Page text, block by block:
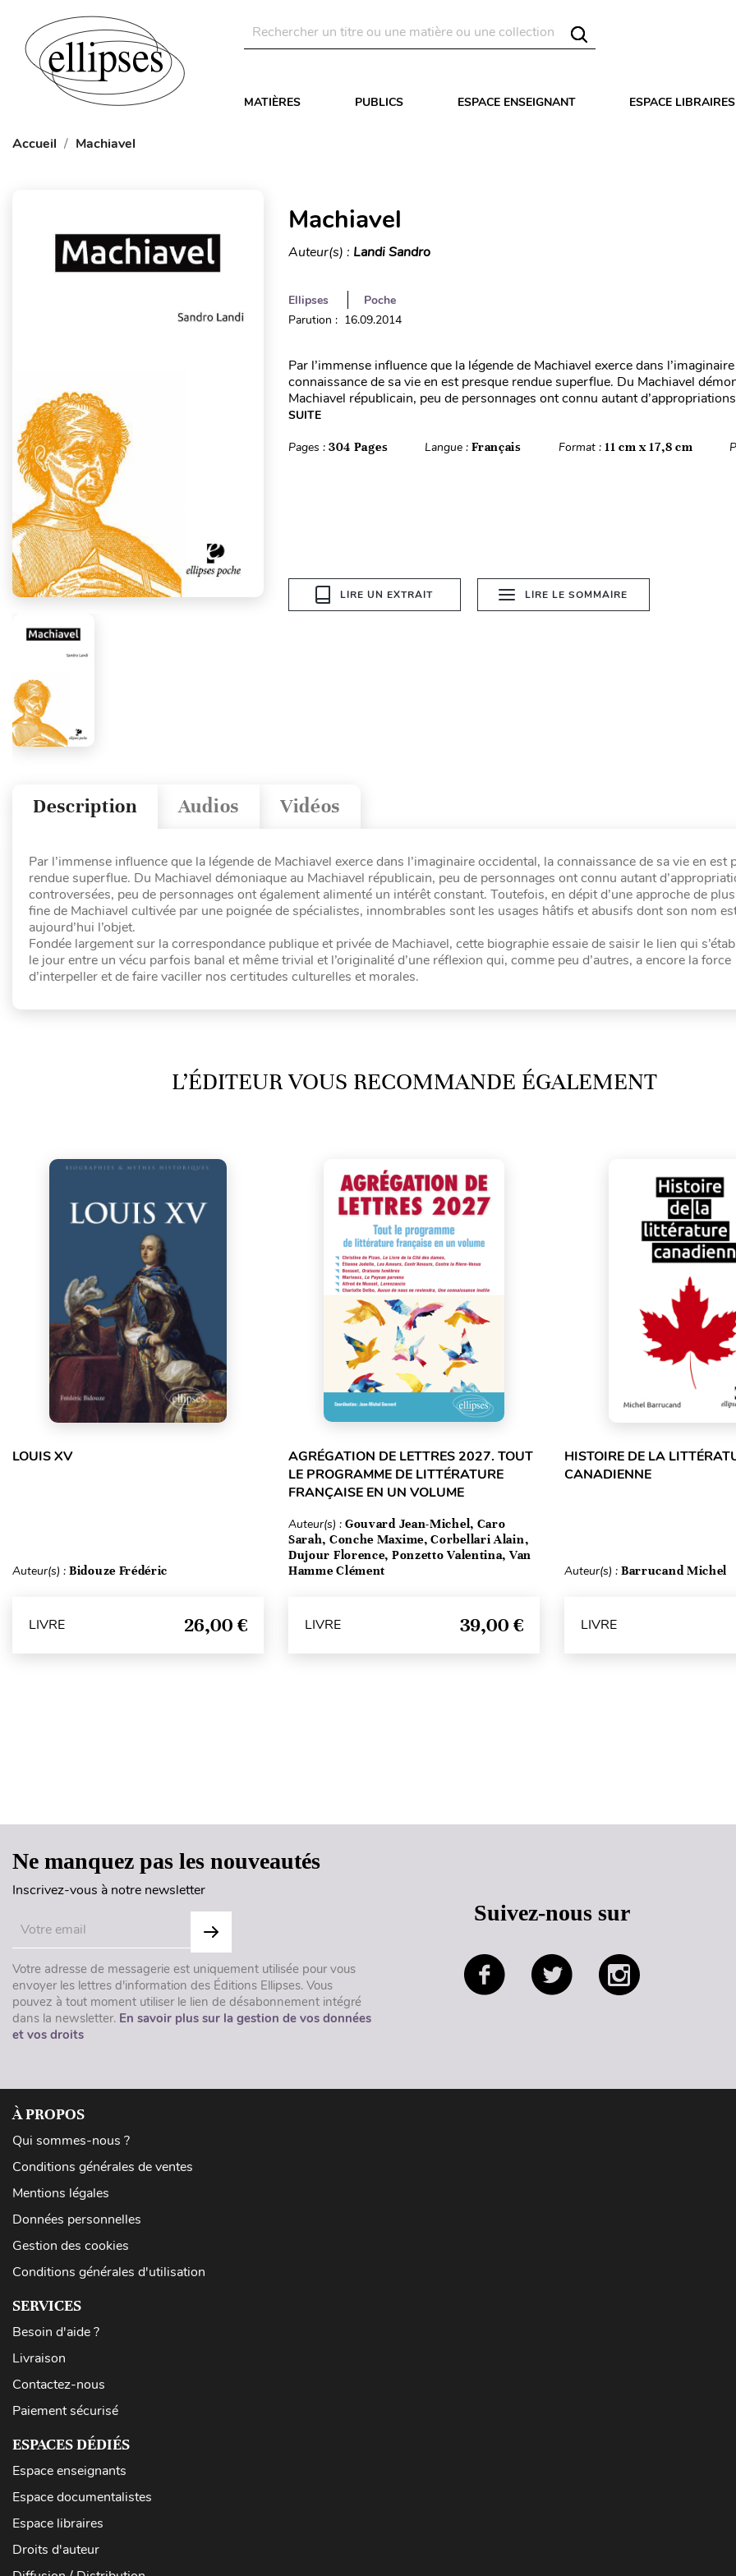
MATIÈRES PUBLICS ESPACE ENSEIGNANT ESPACE LIBRAIRES
Accueil Machiavel
Machiavel
Auteur(s) : Landi Sandro
Ellipses
Poche
Parution : 16.09.2014
Par l’immense influence que la légende de Machiavel exerce dans
connaissance de sa vie en est presque rendue superflue. Du Machiavel
Machiavel républicain, peu de personnages ont connu autant
SUITE
Pages : 304 Pages Langue :Français Format : 11 cm x 17,8 cm
LIRE UN EXTRAIT LIRE LE SOMMAIRE
Vidéos
Audios
Description
Par l’immense influence que la légende de Machiavel exerce dans l’imaginaire occidental, la connaissance de sa vie en est
rendue superflue. Du Machiavel démoniaque au Machiavel républicain, peu de personnages ont connu autant
controversées, peu de personnages ont également alimenté un intérêt constant. Toutefois, en dépit d’une approche de
fine de Machiavel cultivée par une poignée de spécialistes, innombrables sont les usages hâtifs et abusifs dont son nom
aujourd’hui l’objet.
Fondée largement sur la correspondance publique et privée de Machiavel, cette biographie essaie de saisir le lien qui
le jour entre un vécu parfois banal et même trivial et l’originalité d’une réflexion qui, comme peu d’autres, a encore la force
d’interpeller et de faire vaciller nos certitudes culturelles et morales.
L’ÉDITEUR VOUS RECOMMANDE ÉGALEMENT
LOUIS XV
Auteur(s) : Bidouze Frédéric
LIVRE 26,00 €
AGRÉGATION DE LETTRES 2027. TOUT
LE PROGRAMME DE LITTÉRATURE
FRANÇAISE EN UN VOLUME
Auteur(s) : Gouvard Jean-Michel, Caro
Sarah, Conche Maxime, Corbellari Alain,
Dujour Florence, Ponzetto Valentina, Van
Hamme Clément
LIVRE 39,00 €
HISTOIRE DE LA
CANADIENNE
Auteur(s) : Barrucand Michel
LIVRE
Ne manquez pas les nouveautés
Inscrivez-vous à notre newsletter
Votre adresse de messagerie est uniquement utilisée pour vous
envoyer les lettres d'information des Éditions Ellipses. Vous
pouvez à tout moment utiliser le lien de désabonnement intégré
dans la newsletter. En savoir plus sur la gestion de vos données
et vos droits
Suivez-nous sur
À PROPOS
Qui sommes-nous ?
Conditions générales de ventes
Mentions légales
Données personnelles
Gestion des cookies
Conditions générales d'utilisation
SERVICES
Besoin d'aide ?
Livraison
Contactez-nous
Paiement sécurisé
ESPACES DÉDIÉS
Espace enseignants
Espace documentalistes
Espace libraires
Droits d'auteur